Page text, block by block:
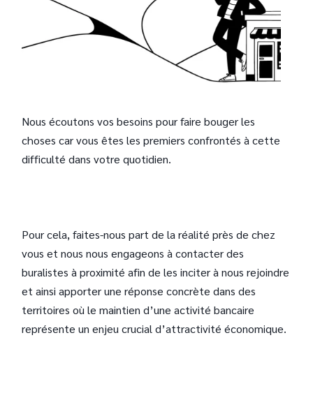
Nous écoutons vos besoins pour faire bouger les
choses car vous êtes les premiers confrontés à cette
difficulté dans votre quotidien.
Pour cela, faites-nous part de la réalité près de chez
vous et nous nous engageons à contacter des
buralistes à proximité afin de les inciter à nous rejoindre
et ainsi apporter une réponse concrète dans des
territoires où le maintien d’une activité bancaire
représente un enjeu crucial d’attractivité économique.